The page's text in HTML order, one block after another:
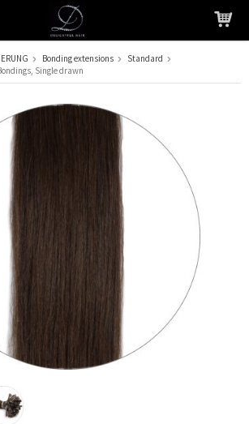
wurde in Ihren Warenkorb gelegt
Bonding extensions
Standard
Single drawn